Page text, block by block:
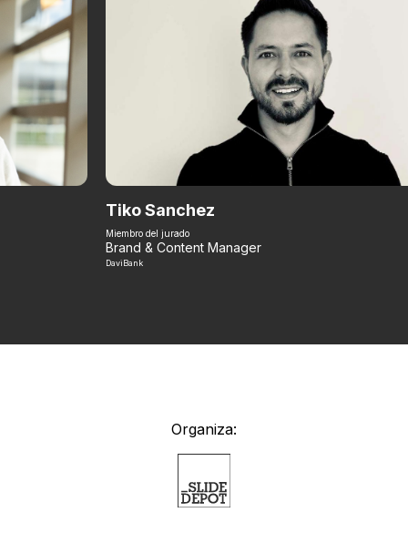
Tiko Sanchez
Miembro del jurado
Brand & Content Manager
DaviBank
Organiza: